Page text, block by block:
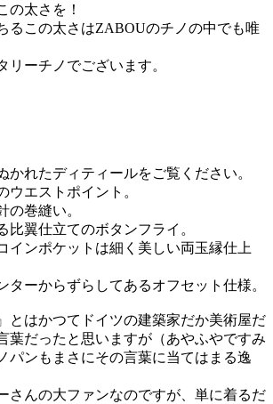
の太さを！
るこの太さはZABOUのチノの中でも唯
リーチノでございます。
かれたディティールをご覧ください。
ウエストポイント。
の巻縫い。
比翼仕立てのボタンフライ。
インポケットは細く美しい両玉縁仕上
ターからずらしてあるオフセット仕様。
とはかつてドイツの建築家だか美術屋だ
葉だったと思いますが（あやふやですみ
パンもまさにその言葉に当てはまる逸
さんの大ファンなのですが、単に着るだ